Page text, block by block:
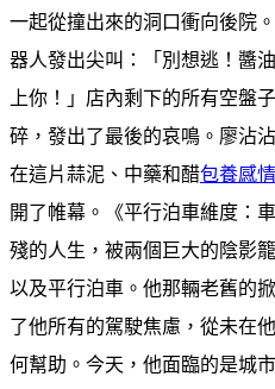
一起從撞出來的洞口衝向後院
器人發出尖叫：「別想逃！醬
上你！」店內剩下的所有空盤
碎，發出了最後的哀鳴。廖沾
在這片蒜泥、中藥和醋包養感情
開了帷幕。《平行泊車維度：
殘的人生，被兩個巨大的陰影
以及平行泊車。他那輛老舊的
了他所有的駕駛焦慮，從未在
何幫助。今天，他面臨的是城